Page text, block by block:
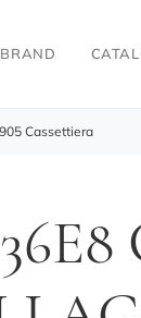
BRAND
Cassettiera